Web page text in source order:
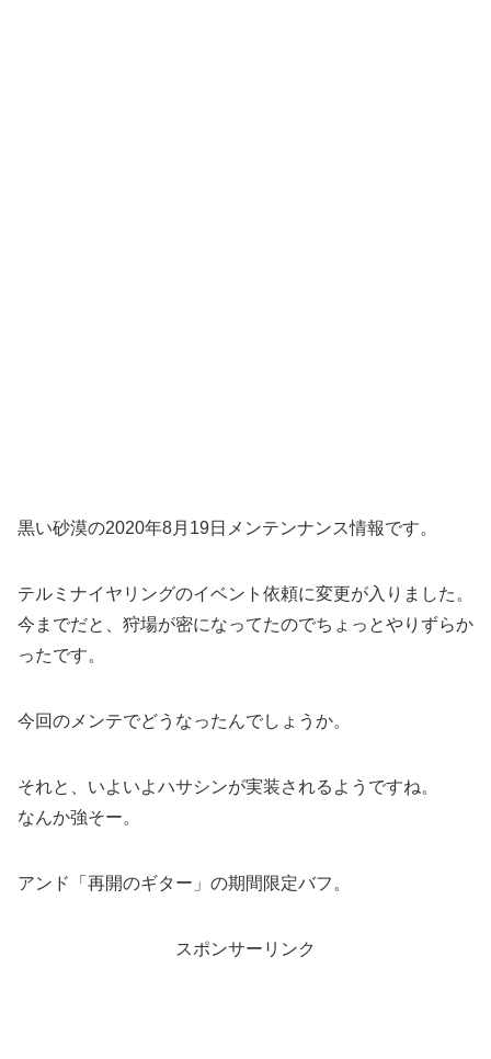
黒い砂漠の2020年8月19日メンテンナンス情報です。
テルミナイヤリングのイベント依頼に変更が入りました。
今までだと、狩場が密になってたのでちょっとやりずらか
ったです。
今回のメンテでどうなったんでしょうか。
それと、いよいよハサシンが実装されるようですね。
なんか強そー。
アンド「再開のギター」の期間限定バフ。
スポンサーリンク